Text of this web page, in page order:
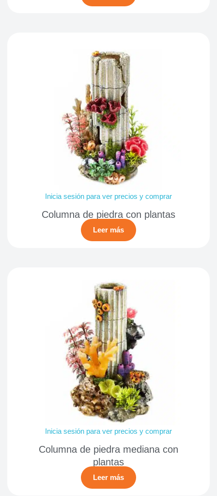
Inicia sesión para ver precios y comprar
Columna de piedra con plantas
Leer más
Inicia sesión para ver precios y comprar
Columna de piedra mediana con
plantas
Leer más